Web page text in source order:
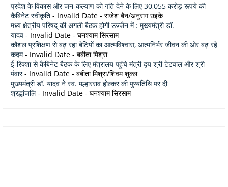
प्रदेश के विकास और जन-कल्याण को गति देने के लिए 30,055 करोड़ रूपये की
कैबिनेट स्वीकृति - Invalid Date - राजेश बैन/अनुराग उइके
मध्य क्षेत्रीय परिषद् की अगली बैठक होगी उज्जैन में : मुख्यमंत्री डॉ.
यादव - Invalid Date - घनश्याम सिरसाम
कौशल प्रशिक्षण से बढ़ रहा बेटियों का आत्मविश्वास, आत्मनिर्भर जीवन की ओर बढ़ रहे
कदम- Invalid Date - बबीता मिश्रा
ई-रिक्शा से कैबिनेट बैठक के लिए मंत्रालय पहुंचे मंत्री द्वय श्री टेटवाल और श्री
पंवार- Invalid Date - बबीता मिश्रा/शिवम शुक्ल
मुख्यमंत्री डॉ. यादव ने स्व. मल्हारराव होल्कर की पुण्यतिथि पर दी
श्रद्धांजलि- Invalid Date - घनश्याम सिरसाम